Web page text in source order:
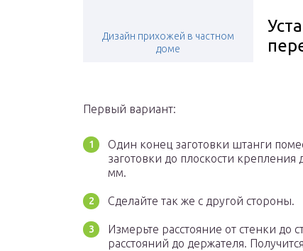
Дизайн прихожей в частном
доме
Первый вариант:
Один конец заготовки штанги
заготовки до плоскости
мм.
Сделайте так же с другой стороны.
Измерьте расстояние от стенки до
расстояний до держателя.